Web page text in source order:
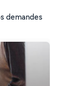
demandes